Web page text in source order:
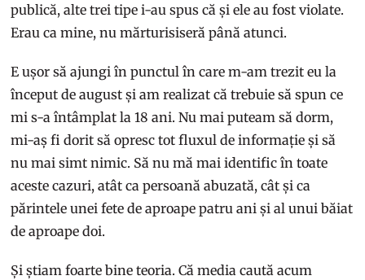
publică, alte trei tipe i-au spus că și ele au fost violate.
Erau ca mine, nu mărturisiseră până atunci.
E ușor să ajungi în punctul în care m-am trezit eu la
început de august și am realizat că trebuie să spun ce
mi s-a întâmplat la 18 ani. Nu mai puteam să dorm,
mi-aș fi dorit să opresc tot fluxul de informație și să
nu mai simt nimic. Să nu mă mai identific în toate
aceste cazuri, atât ca persoană abuzată, cât și ca
părintele unei fete de aproape patru ani și al unui băiat
de aproape doi.
Și știam foarte bine teoria. Că media caută acum